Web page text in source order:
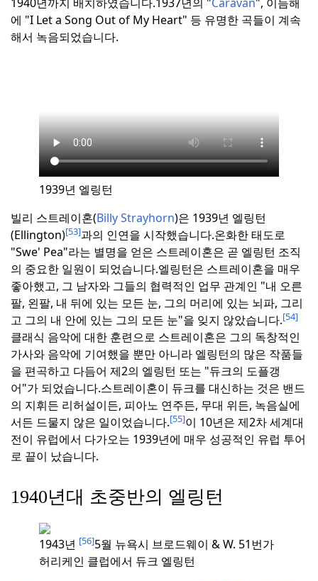
1940년까지 배치하였습니다.1937년의 "Caravan", 이듬해
에 "I Let a Song Out of My Heart" 등 유명한 곡들이 계속
해서 녹음되었습니다.
1939년 엘링턴
빌리 스트레이혼(Billy Strayhorn)은 1939년 엘링턴
(Ellington)[53]과의 인연을 시작했습니다.온화한 태도로
"Swe' Pea"라는 별명을 얻은 스트레이혼은 곧 엘링턴 조직
의 중요한 일원이 되었습니다.엘링턴은 스트레이혼을 매우
좋아했고, 그 남자와 그들의 협력적인 업무 관계인 "내 오른
팔, 왼팔, 내 뒤에 있는 모든 눈, 그의 머리에 있는 뇌파, 그리
고 그의 내 안에 있는 그의 모든 눈"을 잊지 않았습니다.[54]
클래식 음악에 대한 훈련으로 스트레이혼은 그의 독창적인
가사와 음악에 기여했을 뿐만 아니라 엘링턴의 많은 작품들
을 편곡하고 다듬어 제2의 엘링턴 또는 "듀크의 도플갱
어"가 되었습니다.스트레이혼이 듀크를 대신하는 것은 밴드
의 지휘든 리허설이든, 피아노 연주든, 무대 위든, 녹음실에
서든 드물지 않은 일이었습니다.[55]이 10년은 제2차 세계대
전이 유럽에서 다가오는 1939년에 매우 성공적인 유럽 투어
로 끝이 났습니다.
1940년대 초중반의 엘링턴
1943년 [56]5월 뉴욕시 브로드웨이 & W. 51번가
허리케인 클럽에서 듀크 엘링턴